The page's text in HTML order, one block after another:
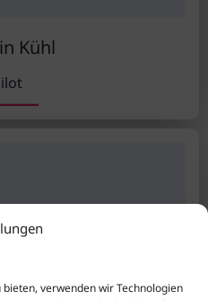
verwenden wir Technologien
Kühl